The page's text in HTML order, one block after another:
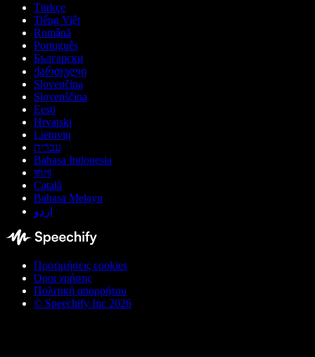
Türkçe
Tiếng Việt
Română
Português
Български
ქართული
Slovenčina
Slovenščina
Eesti
Hrvatski
Lietuvių
עברית
Bahasa Indonesia
বাংলা
Català
Bahasa Melayu
اردو
Προτιμήσεις cookies
Όροι χρήσης
Πολιτική απορρήτου
© Speechify Inc 2026